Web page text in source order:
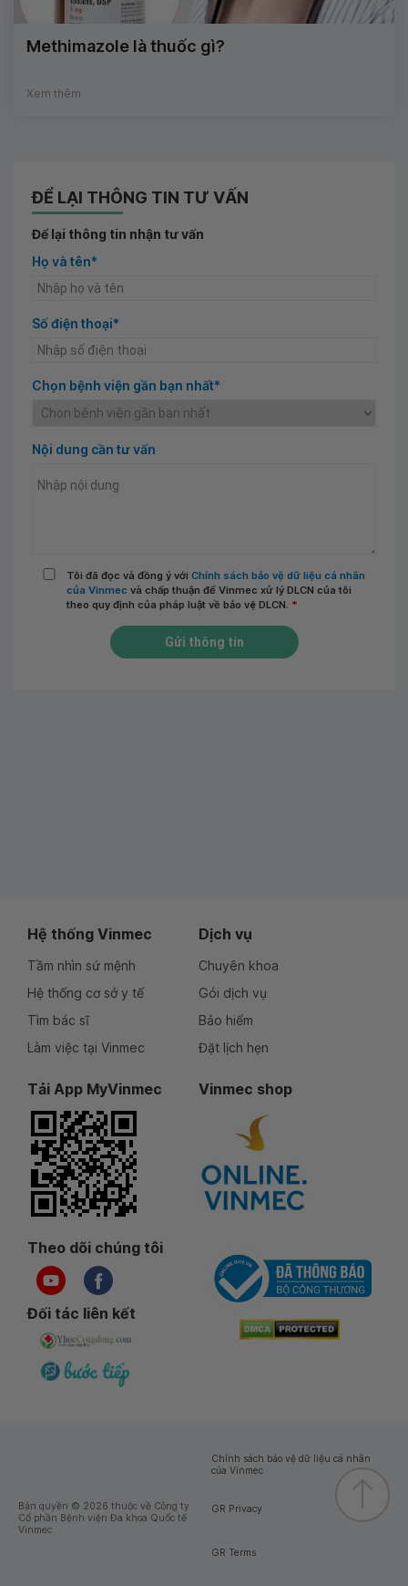
Methimazole là thuốc gì?
Xem thêm
ĐỂ LẠI THÔNG TIN TƯ VẤN
Để lại thông tin nhận tư vấn
Họ và tên*
Số điện thoại*
Chọn bệnh viện gần bạn nhất*
Nội dung cần tư vấn
Tôi đã đọc và đồng ý với Chính sách bảo vệ dữ liệu cá nhân
của Vinmec và chấp thuận để Vinmec xử lý DLCN của tôi
theo quy định của pháp luật về bảo vệ DLCN. *
Gửi thông tin
Hệ thống Vinmec
Tầm nhìn sứ mệnh
Hệ thống cơ sở y tế
Tìm bác sĩ
Làm việc tại Vinmec
Dịch vụ
Chuyên khoa
Gói dịch vụ
Bảo hiểm
Đặt lịch hẹn
Tải App MyVinmec Vinmec shop
Theo dõi chúng tôi
Đối tác liên kết
Bản quyền © 2026 thuộc về Công ty
Cổ phần Bệnh viện Đa khoa Quốc tế
Vinmec
Chính sách bảo vệ dữ liệu cá nhân
của Vinmec
GR Privacy
GR Terms